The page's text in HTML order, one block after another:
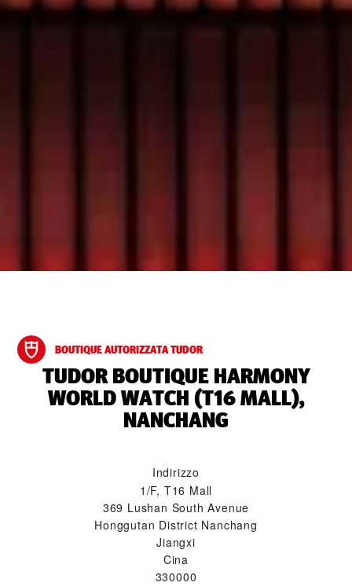
BOUTIQUE AUTORIZZATA TUDOR
‭TUDOR BOUTIQUE HARMONY
WORLD WATCH (T16 MALL),
NANCHANG‬
Indirizzo
1/F, T16 Mall
369 Lushan South Avenue
Honggutan District Nanchang
Jiangxi
Cina
330000